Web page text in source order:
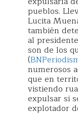
pueblos.
Lucita
también
al
son de los
(
numerosos
que en
vistiendo
expulsar si
explotador